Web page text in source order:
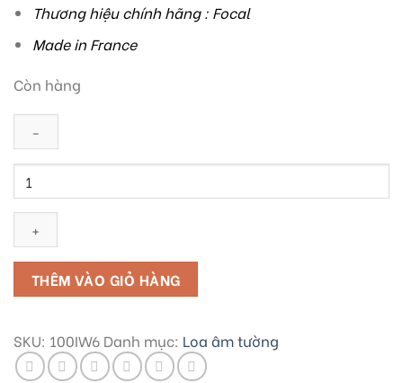
Thương hiệu chính hãng : Focal
Made in France
Còn hàng
Loa
Focal
100
IW6
lượng
THÊM VÀO GIỎ HÀNG
SKU: 100IW6 Danh mục: Loa âm tường